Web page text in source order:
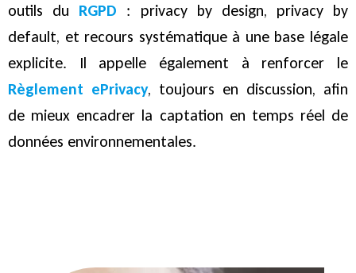
outils du RGPD : privacy by design, privacy by
default, et recours systématique à une base légale
explicite. Il appelle également à renforcer le
Règlement ePrivacy, toujours en discussion, afin
de mieux encadrer la captation en temps réel de
données environnementales.